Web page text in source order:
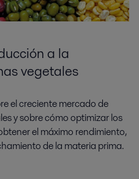
a la
vegetales
el creciente mercado de
y sobre cómo optimizar los
el máximo rendimiento,
de la materia prima.